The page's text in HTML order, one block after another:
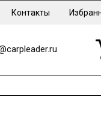
Контакты